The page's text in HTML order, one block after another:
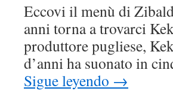
Eccovi il menù di
anni torna a trovarci
produttore pugliese,
d’anni ha suonato in
Sigue leyendo →